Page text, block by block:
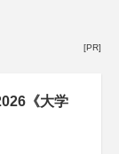
[PR]
《大学